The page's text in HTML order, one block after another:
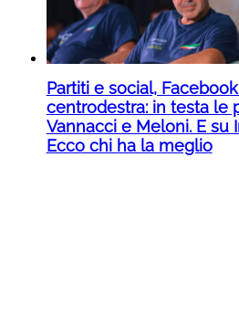
Partiti e social,
centrodestra: in testa le
Vannacci e Meloni. E su
Ecco chi ha la meglio